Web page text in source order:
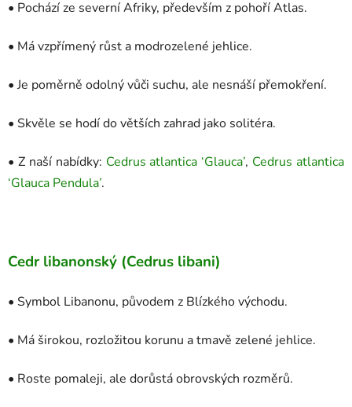
• Pochází ze severní Afriky, především z pohoří Atlas.
• Má vzpřímený růst a modrozelené jehlice.
• Je poměrně odolný vůči suchu, ale nesnáší přemokření.
• Skvěle se hodí do větších zahrad jako solitéra.
• Z naší nabídky: Cedrus atlantica ‘Glauca’, Cedrus atlantica
‘Glauca Pendula’.
Cedr libanonský (Cedrus libani)
• Symbol Libanonu, původem z Blízkého východu.
• Má širokou, rozložitou korunu a tmavě zelené jehlice.
• Roste pomaleji, ale dorůstá obrovských rozměrů.